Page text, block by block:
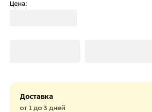
Цена:
Доставка
от 1 до 3 дней